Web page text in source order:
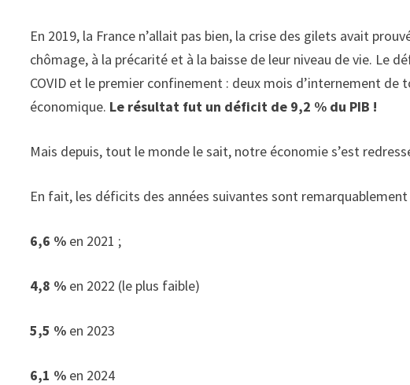
En 2019, la France n’allait pas bien, la crise des gilets avait
chômage, à la précarité et à la baisse de leur niveau de vie. Le
COVID et le premier confinement : deux mois d’internement
économique. Le résultat fut un déficit de 9,2 % du PIB !
Mais depuis, tout le monde le sait, notre économie s’est
En fait, les déficits des années suivantes sont remarquablement
6,6 % en 2021 ;
4,8 % en 2022 (le plus faible)
5,5 % en 2023
6,1 % en 2024